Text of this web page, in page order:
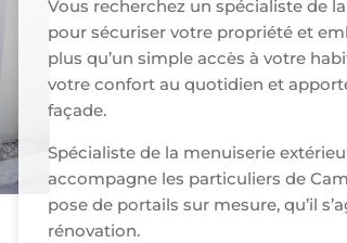
Vous recherchez un spécialiste de la
pour sécuriser votre propriété et
plus qu’un simple accès à votre
votre confort au quotidien et
façade.
Spécialiste de la menuiserie
accompagne les particuliers de
pose de portails sur mesure, qu’il
rénovation.